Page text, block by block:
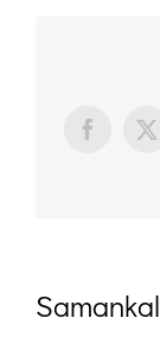
Facebook
X